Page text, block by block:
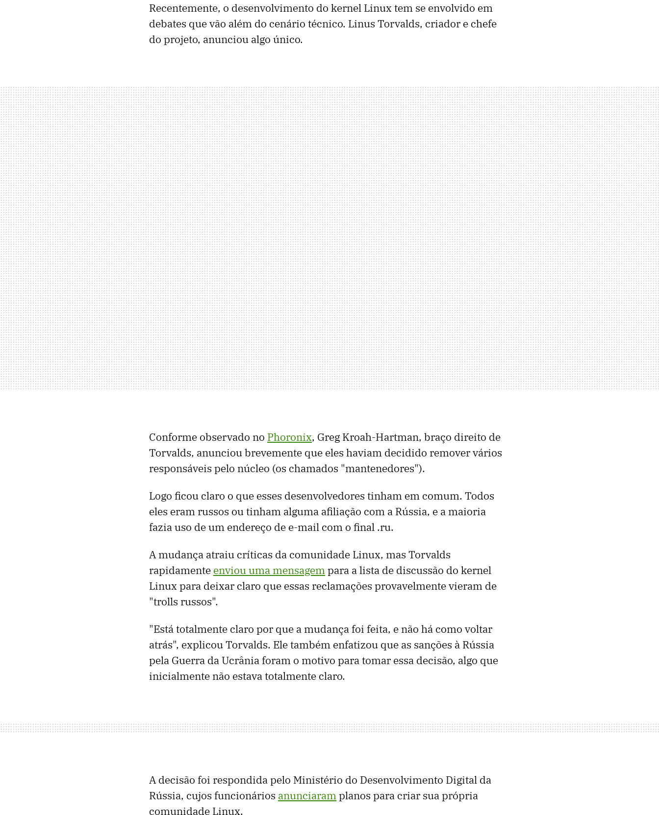
Recentemente, o desenvolvimento do kernel Linux tem se envolvido em
debates que vão além do cenário técnico. Linus Torvalds, criador e chefe
do projeto, anunciou algo único.
Conforme observado no Phoronix, Greg Kroah-Hartman, braço direito de
Torvalds, anunciou brevemente que eles haviam decidido remover vários
responsáveis ​​pelo núcleo (os chamados "mantenedores").
Logo ficou claro o que esses desenvolvedores tinham em comum. Todos
eles eram russos ou tinham alguma afiliação com a Rússia, e a maioria
fazia uso de um endereço de e-mail com o final .ru.
A mudança atraiu críticas da comunidade Linux, mas Torvalds
rapidamente enviou uma mensagempara a lista de discussão do kernel
Linux para deixar claro que essas reclamações provavelmente vieram de
"trolls russos".
"Está totalmente claro por que a mudança foi feita, e não há como voltar
atrás", explicou Torvalds. Ele também enfatizou que as sanções à Rússia
pela Guerra da Ucrânia foram o motivo para tomar essa decisão, algo que
inicialmente não estava totalmente claro.
A decisão foi respondida pelo Ministério do Desenvolvimento Digital da
Rússia, cujos funcionários anunciaramplanos para criar sua própria
comunidade Linux.